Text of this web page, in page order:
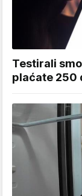
Testirali
plaćate 250